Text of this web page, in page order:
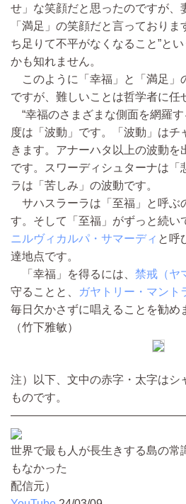
せ」な笑顔だと思ったのですが、
「満足」の笑顔だと言っておりま
ち足りて不平がなくなること”と
かも知れません。
このように「幸福」と「満足」
ですが、難しいことは哲学者に任
“幸福のさまざまな側面を網羅す
度は「波動」です。「波動」はチ
きます。アナーハタ以上の波動を
です。スワーディシュターナは「
ラは「苦しみ」の波動です。
サハスラーラは「至福」と呼ぶ
す。そして「至福」がずっと続い
ニルヴィカルパ・サマーディ と呼
達地点です。
「幸福」を得るには、 禁戒（ヤ
守ることと、
ガヤトリー・マント
毎日欠かさずに唱えることを勧め
（竹下雅敏）
注）以下、文中の赤字・太字はシ
ものです。
世界で最も人が長生きする島の常
もなかった
配信元）